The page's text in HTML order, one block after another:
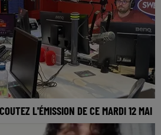
L'ÉMISSION DE CE MARDI 12 MAI